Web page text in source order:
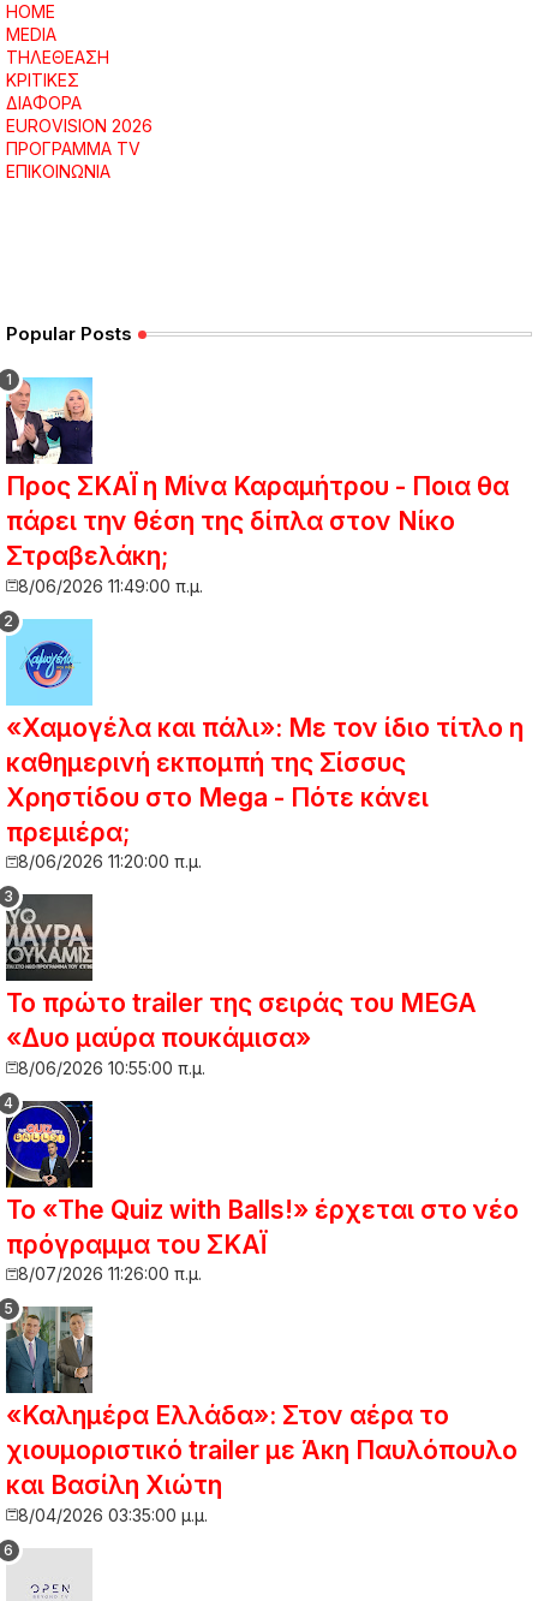
HOME
MEDIA
ΤΗΛΕΘΕΑΣΗ
ΚΡΙΤΙΚΕΣ
ΔΙΑΦΟΡΑ
EUROVISION 2026
ΠΡΟΓΡΑΜΜΑ TV
ΕΠΙΚΟΙΝΩΝΙΑ
Popular Posts
Προς ΣΚΑΪ η Μίνα Καραμήτρου - Ποια θα
πάρει την θέση της δίπλα στον Νίκο
Στραβελάκη;
8/06/2026 11:49:00 π.μ.
«Χαμογέλα και πάλι»: Με τον ίδιο τίτλο η
καθημερινή εκπομπή της Σίσσυς
Χρηστίδου στο Mega - Πότε κάνει
πρεμιέρα;
8/06/2026 11:20:00 π.μ.
Το πρώτο trailer της σειράς του MEGA
«Δυο μαύρα πουκάμισα»
8/06/2026 10:55:00 π.μ.
Το «The Quiz with Balls!» έρχεται στο νέο
πρόγραμμα του ΣΚΑΪ
8/07/2026 11:26:00 π.μ.
«Καλημέρα Ελλάδα»: Στον αέρα το
χιουμοριστικό trailer με Άκη Παυλόπουλο
και Βασίλη Χιώτη
8/04/2026 03:35:00 μ.μ.